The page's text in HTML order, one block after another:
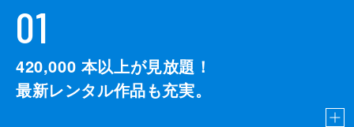
01
420,000 本以上が見放題！
最新レンタル作品も充実。